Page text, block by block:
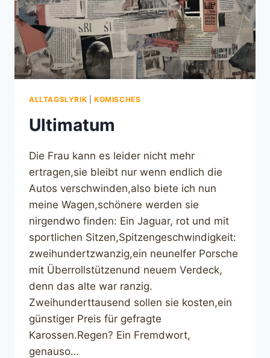
ALLTAGSLYRIK KOMISCHES
Ultimatum
Die Frau kann es leider nicht mehr
ertragen,sie bleibt nur wenn endlich die
Autos verschwinden,also biete ich nun
meine Wagen,schönere werden sie
nirgendwo finden: Ein Jaguar, rot und mit
sportlichen Sitzen,Spitzengeschwindigkeit:
zweihundertzwanzig,ein neunelfer Porsche
mit Überrollstützenund neuem Verdeck,
denn das alte war ranzig.
Zweihunderttausend sollen sie kosten,ein
günstiger Preis für gefragte
Karossen.Regen? Ein Fremdwort,
genauso…